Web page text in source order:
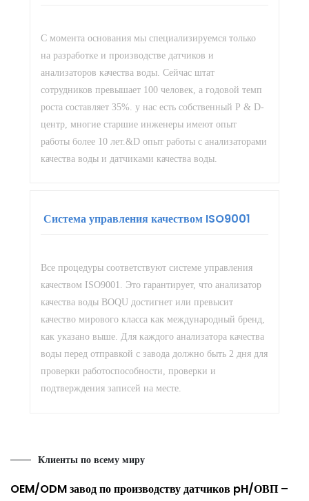
С момента основания мы специализируемся только
на разработке и производстве датчиков и
анализаторов качества воды. Сейчас штат
сотрудников превышает 100 человек, а годовой темп
роста составляет 35%. у нас есть собственный Р & D-
центр, многие старшие инженеры имеют опыт
работы более 10 лет.&D опыт работы с анализаторами
качества воды и датчиками качества воды.
Система управления качеством ISO9001
Все процедуры соответствуют системе управления
качеством ISO9001. Это гарантирует, что анализатор
качества воды BOQU достигнет или превысит
качество мирового класса как международный бренд,
как указано выше. Для каждого анализатора качества
воды перед отправкой с завода должно быть 2 дня для
проверки работоспособности, проверки и
подтверждения записей на месте.
Клиенты по всему миру
OEM/ODM завод по производству датчиков pH/ОВП –